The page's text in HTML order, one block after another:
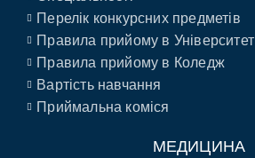
Перелік конкурсних предметів
Правила прийому в Університет
Правила прийому в Коледж
Вартість навчання
Приймальна коміся
МЕДИЦИНА